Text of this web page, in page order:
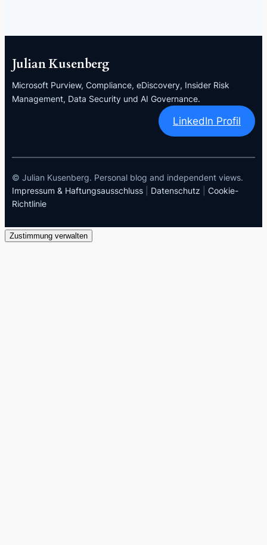
Julian Kusenberg
Microsoft Purview, Compliance, eDiscovery, Insider Risk
Management, Data Security und AI Governance.
LinkedIn Profil
© Julian Kusenberg. Personal blog and independent views.
Impressum & Haftungsausschluss
Datenschutz
Cookie-
Richtlinie
Zustimmung verwalten